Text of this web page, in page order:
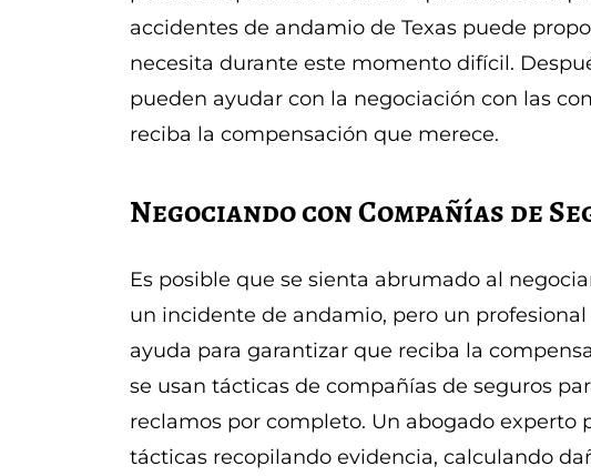
accidentes de andamio de Texas puede
necesita durante este momento difícil.
pueden ayudar con la negociación con las
reciba la compensación que merece.
Negociando con Compañías de
Es posible que se sienta abrumado al
un incidente de andamio, pero un
ayuda para garantizar que reciba la
se usan tácticas de compañías de seguros
reclamos por completo. Un abogado experto
tácticas recopilando evidencia, calculando